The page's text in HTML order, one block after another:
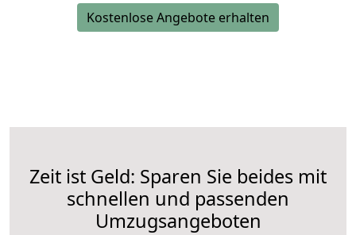
Kostenlose Angebote erhalten
Zeit ist Geld: Sparen Sie beides mit
schnellen und passenden
Umzugsangeboten